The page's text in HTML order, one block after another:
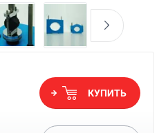
КУПИТЬ